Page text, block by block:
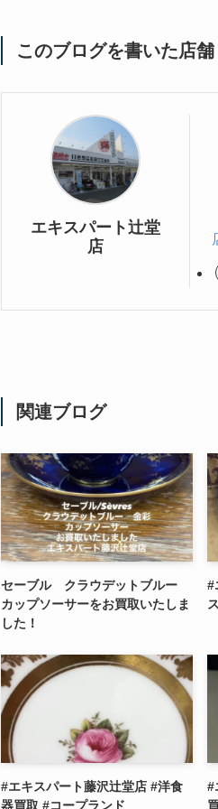
このブログを書いた店舗
エキスパート辻堂
店
関連ブログ
セーブル クラウデットブルー
カップソーサーをお買取いたしま
した！
#
#エキスパート藤沢辻堂店 #洋食
器買取 #コープランド
#